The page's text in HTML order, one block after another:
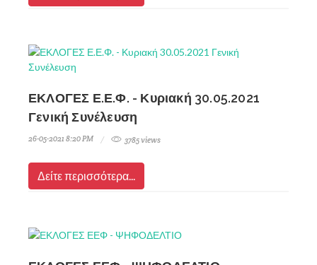
ΕΚΛΟΓΕΣ Ε.Ε.Φ. - Κυριακή 30.05.2021
Γενική Συνέλευση
26-05-2021 8:20 PM 3785 views
Δείτε περισσότερα...